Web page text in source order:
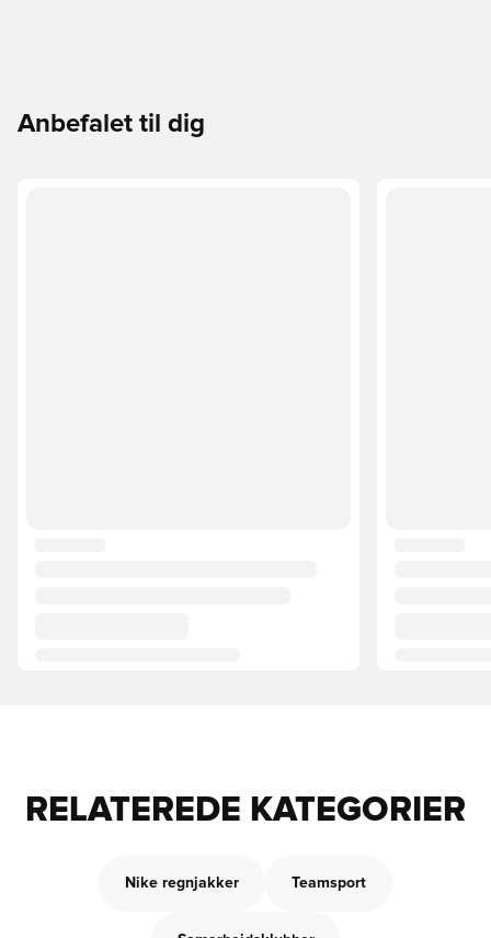
Anbefalet til dig
RELATEREDE KATEGORIER
Nike regnjakker Teamsport